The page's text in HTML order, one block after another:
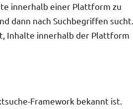
innerhalb einer Plattform zu
dann nach Suchbegriffen sucht.
Inhalte innerhalb der Plattform
Framework bekannt ist.